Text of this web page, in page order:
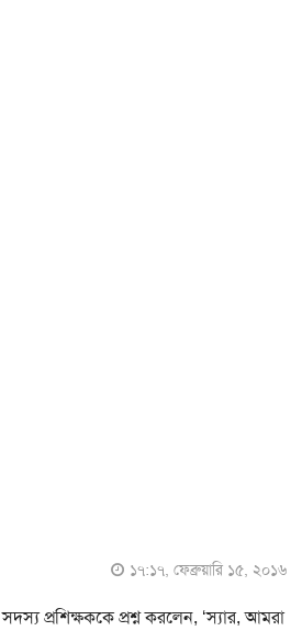
১৭:১৭, ফেব্রুয়ারি ১৫, ২০১৬
প্রশিক্ষককে প্রশ্ন করলেন, ‘স্যার, আমরা